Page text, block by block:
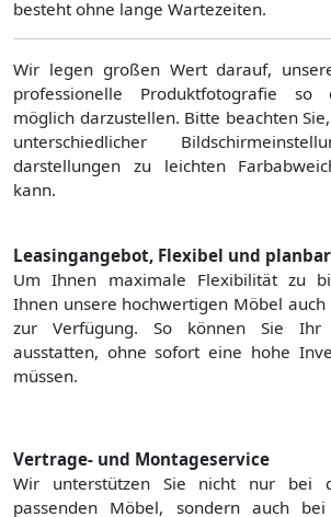
besteht ohne lange Wartezeiten.
Wir legen großen Wert darauf,
professionelle Produktfotografie so
möglich darzustellen. Bitte beachten
unterschiedlicher
darstellungen zu leichten
kann.
Leasingangebot, Flexibel und planbar
Um Ihnen maximale Flexibilität zu
Ihnen unsere hochwertigen Möbel auch
zur Verfügung. So können Sie Ihr
ausstatten, ohne sofort eine hohe
müssen.
Vertrage- und Montageservice
Wir unterstützen Sie nicht nur bei
passenden Möbel, sondern auch